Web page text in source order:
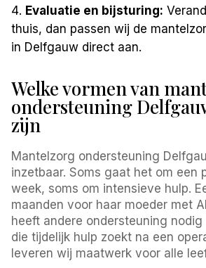
Evaluatie en bijsturing:
thuis, dan passen wij de
in Delfgauw direct aan.
Welke vormen van
ondersteuning
zijn
Mantelzorg ondersteuning
inzetbaar. Soms gaat het om een
week, soms om intensieve hulp.
maanden voor haar moeder met
heeft andere ondersteuning
die tijdelijk hulp zoekt na een
leveren wij maatwerk voor alle